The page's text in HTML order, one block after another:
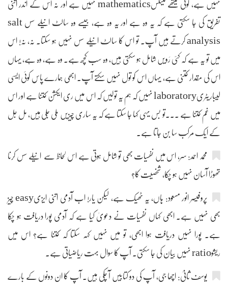
نہیں ہے، کوئی میتھے میٹکسmathematics نہیں ہے اور نہ اس کے اندر اتنی
تفریق کی جا سکتی ہے کہ یہ وہ ہے اور یہ وہ ہے، جیسے وہ سالٹ انیلے سس salt
analysis کرتے ہیں آپ۔ تو اس کا سالٹ انیلے سس نہیں ہو سکتا۔ نہ، نہ! اس
میں تو یہ ہے کہ کئی رَویں شامل ہو سکتی ہیں، وہ سب کچھ ہے۔ وہ ہے، وہ ہے، یہاں
اس کی مقدار کتنی ہے، یہاں اس کو تول نہیں سکتے آپ۔ ابھی ہمارے پاس کوئی ایسی
لیباریٹریlaboratory نہیں کہ ہم یہ تولیں کہ اس میں ری ایکشن کتنا ہے اور اس
میں غم کتنا ہے ۔۔۔تو بس یہی کہا جا سکتا ہے کہ یہ ساری چیزیں ملی جلی ہیں، مل جل
کے ایک مرکب سا بن جاتا ہے۔
محمد احمد: سر، اس میں نفسیات بھی تو شامل ہوتی ہے اس لحاظ سے انیلے سس کرنا
تھوڑا آسان نہیں ہو چکا، شخصیت کا؟
پروفیسر انور مسعود: ہاں، یہ ٹھیک ہے، لیکن یار! اب آدمی اتنی ایزیeasy چیز
بھی نہیں ہے۔ ابھی کہاں نفسیات نے دعویٰ کیا ہے کہ آدمی پورا دریافت ہو چکا
ہے۔ پورا نہیں دریافت ہوا ابھی، تو میں نہیں کہہ سکتا کہ کتنا ہے؟ اس میں
ریشوratio نہیں بیان کی جا سکتی۔ آپ کا سوال بہت ریاضیاتی ہے۔
یوسف ثانیؔ: اچھا جی، آپ کی دو کتابیں آ چکی ہیں۔ آپ کا ان دونوں کے بارے